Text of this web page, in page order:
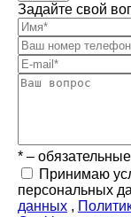
Задайте свой
* –
Принимаю
персональных
данных ,